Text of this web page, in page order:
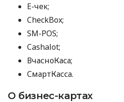
E-чек;
CheckBox;
SM-POS;
Cashalot;
ВчасноКаса;
СмартКасса.
О бизнес-картах